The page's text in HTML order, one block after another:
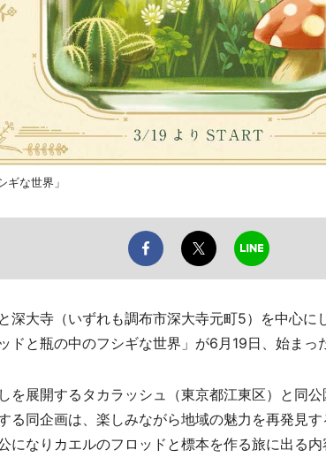
ギな世界」
深大寺（いずれも調布市深大寺元町5）を中心に
ドと瓶の中のフシギな世界」が6月19日、始まっ
を展開するタカラッシュ（東京都江東区）と同
る同企画は、楽しみながら地域の魅力を再発見す
になりカエルのフロッドと標本を作る旅に出る内